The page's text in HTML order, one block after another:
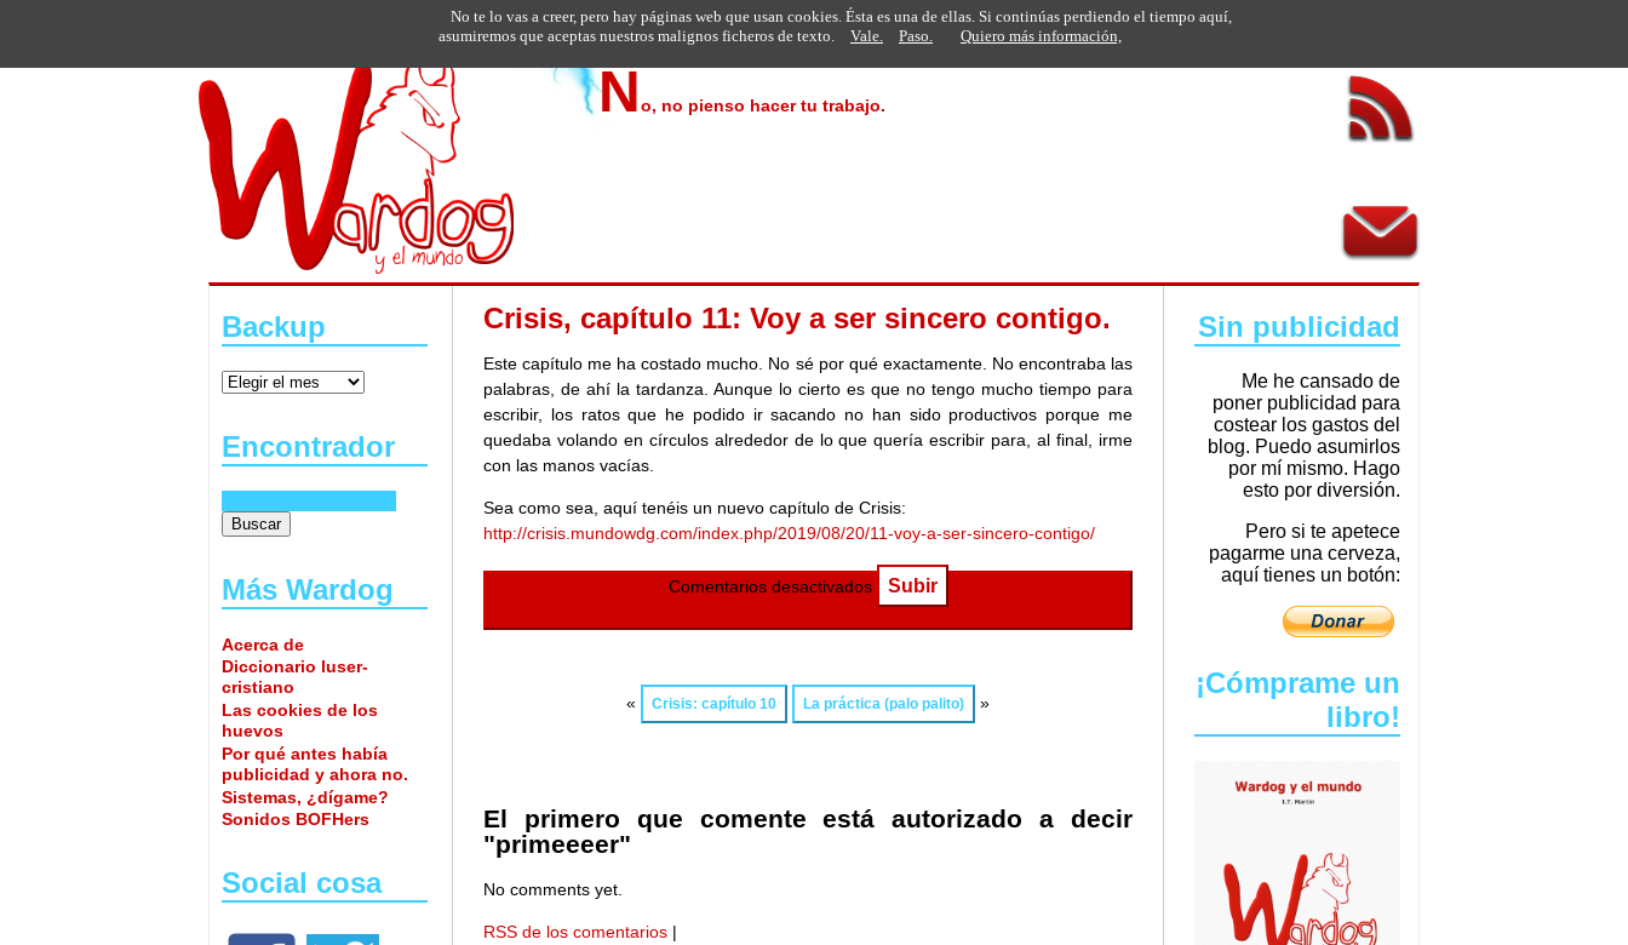
No, no pienso hacer tu trabajo.
Backup
Encontrador
Más Wardog
Acerca de
Diccionario luser-
cristiano
Las cookies de los
huevos
Por qué antes había
publicidad y ahora no.
Sistemas, ¿dígame?
Sonidos BOFHers
Social cosa
Sin publicidad
Me he cansado de
poner publicidad para
costear los gastos del
blog. Puedo asumirlos
por mí mismo. Hago
esto por diversión.
Pero si te apetece
pagarme una cerveza,
aquí tienes un botón:
¡Cómprame un
libro!
Crisis, capítulo 11: Voy a ser sincero contigo.
Este capítulo me ha costado mucho. No sé por qué exactamente. No encontraba las
palabras, de ahí la tardanza. Aunque lo cierto es que no tengo mucho tiempo para
escribir, los ratos que he podido ir sacando no han sido productivos porque me
quedaba volando en círculos alrededor de lo que quería escribir para, al final, irme
con las manos vacías.
Sea como sea, aquí tenéis un nuevo capítulo de Crisis:
http://crisis.mundowdg.com/index.php/2019/08/20/11-voy-a-ser-sincero-contigo/
Comentarios desactivados Subir
« Crisis: capítulo 10 La práctica (palo palito) »
El primero que comente está autorizado a decir
"primeeeer"
No comments yet.
RSS de los comentarios |
No te lo vas a creer, pero hay páginas web que usan cookies. Ésta es una de ellas. Si continúas perdiendo el tiempo aquí,
asumiremos que aceptas nuestros malignos ficheros de texto.
Vale. Paso. Quiero más información,